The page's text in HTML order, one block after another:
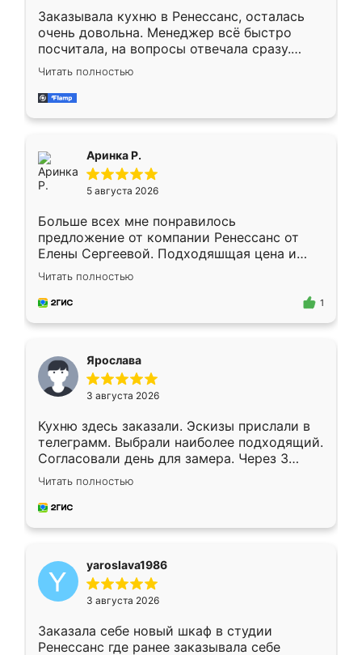
Заказывала кухню в Ренессанс, осталась
очень довольна. Менеджер всё быстро
посчитала, на вопросы отвечала сразу.
Замерщик приехал в субботу, подошёл к
делу со всей ответственностью. Собрали
за день, ребята работали аккуратно, даже
Читать полностью
Аринка Р.
5 августа 2026
Больше всех мне понравилось
предложение от компании Ренессанс от
Елены Сергеевой. Подходяшщая цена и
короткие сроки изготовления. Приехавший
для замера сотрудник Владислав
предложил по моему эскизу самый
Читать полностью
1
Ярослава
3 августа 2026
Кухню здесь заказали. Эскизы прислали в
телеграмм. Выбрали наиболее подходящий.
Согласовали день для замера. Через 3
недели кухня была уже готова. Остались
довольны работой. Спасибо Ренессанс
мебель за качественную работу!
Читать полностью
yaroslava1986
3 августа 2026
Заказала себе новый шкаф в студии
Ренессанс где ранее заказывала себе